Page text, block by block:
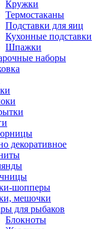
Кружки
Термостаканы
Подставки для яиц
Кухонные подставки
Шпажки
наборы
декоративное
шопперы
мешочки
для рыбаков
Блокноты